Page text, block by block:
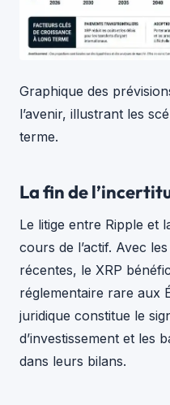
Graphique des
l’avenir, illustrant les
terme.
La fin de
Le litige entre Ripple et
cours de l’actif. Avec
récentes, le XRP
réglementaire rare aux
juridique constitue le
d’investissement et les
dans leurs bilans.